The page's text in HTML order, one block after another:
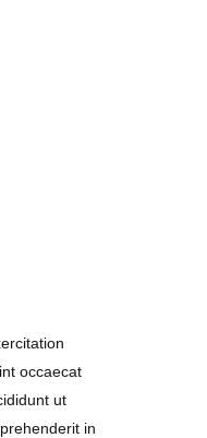
occaecat
ut
in